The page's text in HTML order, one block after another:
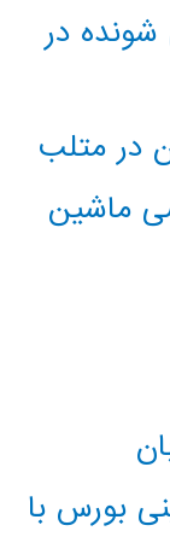
در
در متلب
ماشین
بورس با